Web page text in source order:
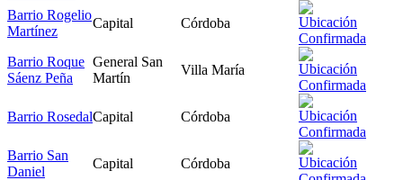
Barrio Rogelio
Martínez
Capital Córdoba
Barrio Roque
Sáenz Peña
General San
Martín
Villa María
Barrio RosedalCapital Córdoba
Barrio San
Daniel
Capital Córdoba